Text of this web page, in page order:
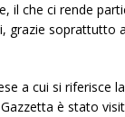
il che ci rende
grazie soprattutto
a cui si riferisce
è stato